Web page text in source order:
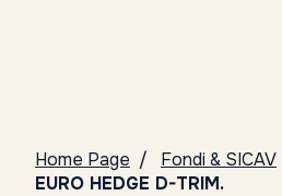
Home Page Fondi & SICAV
EURO HEDGE D-TRIM.